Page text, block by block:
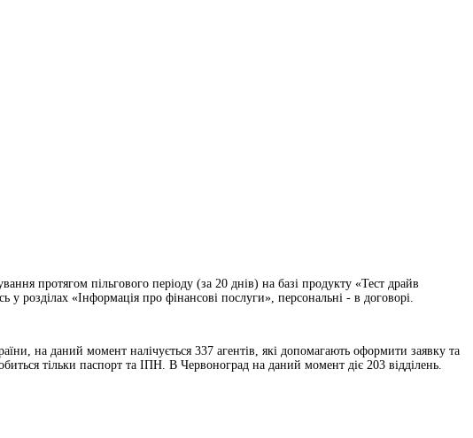
протягом пільгового періоду (за 20 днів) на базі продукту «Тест драйв
розділах «Інформація про фінансові послуги», персональні - в договорі.
на даний момент налічується 337 агентів, які допомагають оформити заявку та
тільки паспорт та ІПН. В Червоноград на даний момент діє 203 відділень.